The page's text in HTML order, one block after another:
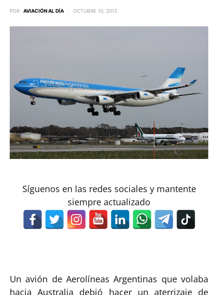
POR AVIACIÓN AL DÍA OCTUBRE 10, 2012
Síguenos en las redes sociales y mantente
siempre actualizado
Un avión de Aerolíneas Argentinas que volaba
hacia Australia debió hacer un aterrizaje de